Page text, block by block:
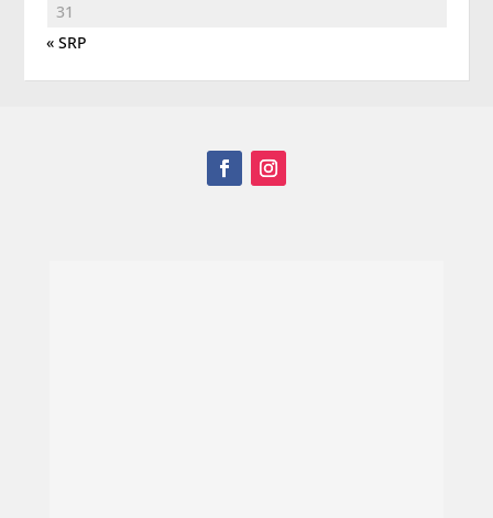
31
« SRP